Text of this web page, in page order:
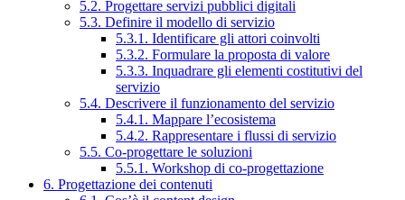
5.2. Progettare servizi pubblici digitali
5.3. Definire il modello di servizio
5.3.1. Identificare gli attori coinvolti
5.3.2. Formulare la proposta di valore
5.3.3. Inquadrare gli elementi costitutivi del
servizio
5.4. Descrivere il funzionamento del servizio
5.4.1. Mappare l’ecosistema
5.4.2. Rappresentare i flussi di servizio
5.5. Co-progettare le soluzioni
5.5.1. Workshop di co-progettazione
6. Progettazione dei contenuti